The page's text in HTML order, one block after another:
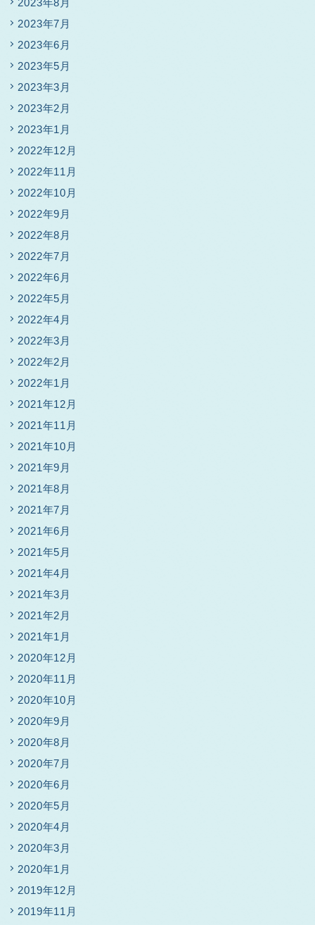
2023年7月
2023年6月
2023年5月
2023年3月
2023年2月
2023年1月
2022年12月
2022年11月
2022年10月
2022年9月
2022年8月
2022年7月
2022年6月
2022年5月
2022年4月
2022年3月
2022年2月
2022年1月
2021年12月
2021年11月
2021年10月
2021年9月
2021年8月
2021年7月
2021年6月
2021年5月
2021年4月
2021年3月
2021年2月
2021年1月
2020年12月
2020年11月
2020年10月
2020年9月
2020年8月
2020年7月
2020年6月
2020年5月
2020年4月
2020年3月
2020年1月
2019年12月
2019年11月